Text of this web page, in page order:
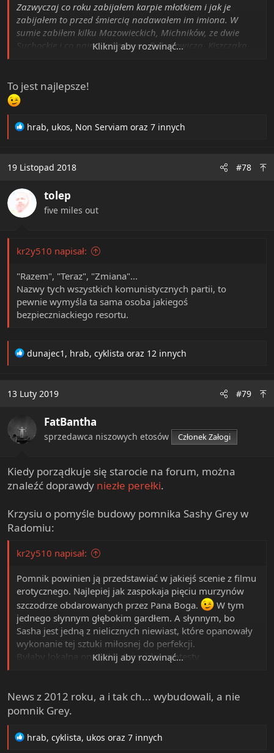
Zazwyczaj co roku zabijałem karpie młotkiem i jak je
zabijałem to przed śmiercią nadawałem im imiona. W
sumie zabiłem kilku Mazowieckich, Michników, ze dwie
Suchockie i co najmniej jednego Balcerowicza, Kiszczaka,
inteligenta podczas golenia.
muchę, osę, szerszenia, komara czy mysz to zawsze myślę
zamordystyczna) kurwo".
https://libertarianizm.net/threads/zabiajnie-
Kliknij aby rozwinąć...
To jest najlepsze!
R
t
o
n
s
hrab, ukos, Non Serviam oraz 7 innych
19 Listopad 2018 #78
tolep
five miles out
kr2y510 napisał:
"Razem", "Teraz", "Zmiana"...
Nazwy tych wszystkich komunistycznych partii, to
pewnie wymyśla ta sama osoba jakiegoś
bezpieczniackiego resortu.
R
t
n
s
dunajec1 , hrab, cyklista oraz 12 innych
13 Luty 2019 #79
FatBantha
sprzedawca niszowych etosów Członek Załogi
Kiedy porządkuje się starocie na forum, można
znaleźć doprawdy niezłe perełki.
Krzysiu o pomyśle budowy pomnika Sashy Grey w
Radomiu:
kr2y510 napisał:
Pomnik powinien ją przedstawiać w jakiejś scenie z filmu
erotycznego. Najlepiej jak zaspokaja pięciu murzynów
szczodrze obdarowanych przez Pana Boga.
W tym
jednego słynnym głębokim gardłem. A słynnym, bo
Sasha jest jedną z nielicznych niewiast, które opanowały
wykonanie tej sztuki miłosnej do perfekcji.
Byłaby lokalna operetka. Już widzę protesty
napierdalanki NOP-u z psiarnią broniącą pomnika. Do
tego protesty zawodowych gejów i trans-shemali z
Biedroniem i Grodzkiem na czele zbulwersowanych tym,
że pomnik "wyklucza" te środowiska przedstawiając i
promując wyłącznie heteroseksualne rozpasanie.
Kliknij aby rozwinąć...
News z 2012 roku, a i tak ch... wybudowali, a nie
pomnik Grey.
R
hrab, cyklista, ukos oraz 7 innych